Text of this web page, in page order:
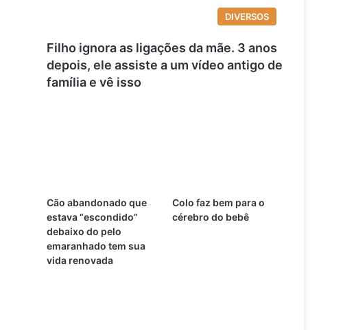
DIVERSOS
Filho ignora as ligações da mãe. 3 anos
depois, ele assiste a um vídeo antigo de
família e vê isso
Cão abandonado que
estava “escondido”
debaixo do pelo
emaranhado tem sua
vida renovada
Colo faz bem para o
cérebro do bebê